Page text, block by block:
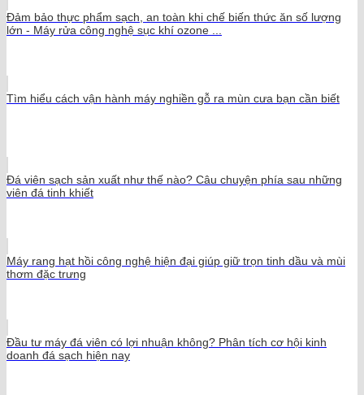
Đảm bảo thực phẩm sạch, an toàn khi chế biến thức ăn số lượng
lớn - Máy rửa công nghệ sục khí ozone ...
Tìm hiểu cách vận hành máy nghiền gỗ ra mùn cưa bạn cần biết
Đá viên sạch sản xuất như thế nào? Câu chuyện phía sau những
viên đá tinh khiết
Máy rang hạt hồi công nghệ hiện đại giúp giữ trọn tinh dầu và mùi
thơm đặc trưng
Đầu tư máy đá viên có lợi nhuận không? Phân tích cơ hội kinh
doanh đá sạch hiện nay